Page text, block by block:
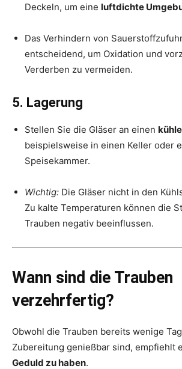
Deckeln, um eine luftdichte
Das Verhindern von
entscheidend, um Oxidation und
Verderben zu vermeiden.
5. Lagerung
Stellen Sie die Gläser an einen
beispielsweise in einen Keller oder
Speisekammer.
Wichtig: Die Gläser nicht in den
Zu kalte Temperaturen können die
Trauben negativ beeinflussen.
Wann sind die Trauben
verzehrfertig?
Obwohl die Trauben bereits wenige
Zubereitung genießbar sind, empfiehlt
Geduld zu haben.